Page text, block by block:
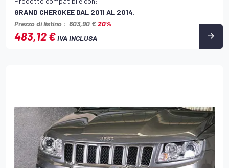
GRAND CHEROKEE DAL 2011 AL 2014,
Prezzo di listino : 603,90 €20%
483,12 €IVA INCLUSA